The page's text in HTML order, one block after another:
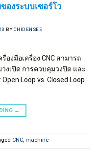
องระบบเซอร์โว
BYCHIDENSEE
องมือเครื่อง CNC สามารถ
งเปิด การควบคุมวงปิด และ
Loop vs. Closed Loop :
→
CNC,machine